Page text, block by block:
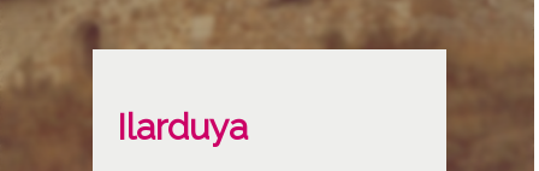
Ilarduya